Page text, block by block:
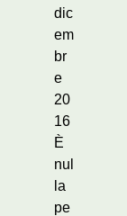
dic
em
br
e
20
16
È
nul
la
pe